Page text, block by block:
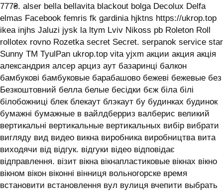
777₴. alser bella bellavita blackout bolga Decolux Delfa
elmas Facebook femris fk gardinia hjktns https://ukrop.top
ikea injhs Jaluzi jysk la ltym Lviv Nikoss pb Roleton Roll
rollotex rovno Rozetka secret Secret. serpanok service star
Sunny TM TyulPan ukrop.top vita yjxm акции акция акція
александрия алсер арциз аут базаринці балкон
бамбукові бамбуковые барабашово бежеві бежевые без
Безкоштовний белла белые бесідки бєж біла білі
білобожниці блек блекаут блэкаут бу будинках будинок
бумажні бумажные в вайлдберриз валберис великий
вертикальні вертикальные вертикальных вибір вибрати
вигляду вид видео викна виробника виробництва вита
виходячи від відгук. відгуки відео відповідає
відправлення. візит вікна вікнапластиковые вікнах вікно
вікном вікон віконні вінниця вольногорске время
встановити встановлення вул вулиця вчепити выбрать